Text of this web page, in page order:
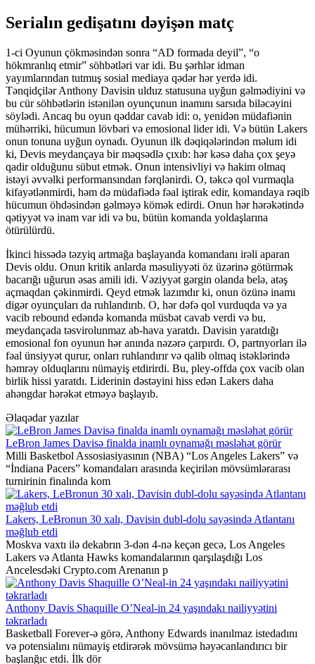
Serialın gedişatını dəyişən matç
1-ci Oyunun çökməsindən sonra “AD formada deyil”, “o
hökmranlıq etmir” söhbətləri var idi. Bu şərhlər idman
yayımlarından tutmuş sosial mediaya qədər hər yerdə idi.
Tənqidçilər Anthony Davisin ulduz statusuna uyğun gəlmədiyini və
bu cür söhbətlərin istənilən oyunçunun inamını sarsıda biləcəyini
söylədi. Ancaq bu oyun qəddar cavab idi: o, yenidən müdafiənin
mühərriki, hücumun lövbəri və emosional lider idi. Və bütün Lakers
onun tonuna uyğun oynadı. Oyunun ilk dəqiqələrindən məlum idi
ki, Devis meydançaya bir məqsədlə çıxıb: hər kəsə daha çox şeyə
qadir olduğunu sübut etmək. Onun intensivliyi və hakim olmaq
istəyi əvvəlki performansından fərqlənirdi. O, təkcə qol vurmaqla
kifayətlənmirdi, həm də müdafiədə fəal iştirak edir, komandaya rəqib
hücumun öhdəsindən gəlməyə kömək edirdi. Onun hər hərəkətində
qətiyyət və inam var idi və bu, bütün komanda yoldaşlarına
ötürülürdü.
İkinci hissədə təzyiq artmağa başlayanda komandanı irəli aparan
Devis oldu. Onun kritik anlarda məsuliyyəti öz üzərinə götürmək
bacarığı uğurun əsas amili idi. Vəziyyət gərgin olanda belə, atəş
açmaqdan çəkinmirdi. Qeyd etmək lazımdır ki, onun özünə inamı
digər oyunçuları da ruhlandırıb. O, hər dəfə qol vurduqda və ya
vacib rebound edəndə komanda müsbət cavab verdi və bu,
meydançada təsvirolunmaz ab-hava yaratdı. Davisin yaratdığı
emosional fon oyunun hər anında nəzərə çarpırdı. O, partnyorları ilə
fəal ünsiyyət qurur, onları ruhlandırır və qalib olmaq istəklərində
həmrəy olduqlarını nümayiş etdirirdi. Bu, pley-offda çox vacib olan
birlik hissi yaratdı. Liderinin dəstəyini hiss edən Lakers daha
ahəngdar hərəkət etməyə başlayıb.
Əlaqədar yazılar
LeBron James Davisə finalda inamlı oynamağı məsləhət görür
Milli Basketbol Assosiasiyasının (NBA) “Los Angeles Lakers” və
“İndiana Pacers” komandaları arasında keçirilən mövsümlərarası
turnirinin finalında kom
Lakers, LeBronun 30 xalı, Davisin dubl-dolu sayəsində Atlantanı
məğlub etdi
Moskva vaxtı ilə dekabrın 3-dən 4-nə keçən gecə, Los Angeles
Lakers və Atlanta Hawks komandalarının qarşılaşdığı Los
Ancelesdəki Crypto.com Arenanın p
Anthony Davis Shaquille O’Neal-in 24 yaşındakı nailiyyətini
təkrarladı
Basketball Forever-ə görə, Anthony Edwards inanılmaz istedadını
və potensialını nümayiş etdirərək mövsümə həyəcanlandırıcı bir
başlanğıc etdi. İlk dör